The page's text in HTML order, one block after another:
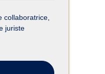
collaboratrice,
juriste